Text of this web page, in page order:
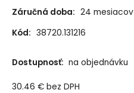
Záručná doba: 24 mesiacov
Kód: 38720.131216
Dostupnosť: na objednávku
30.46 € bez DPH